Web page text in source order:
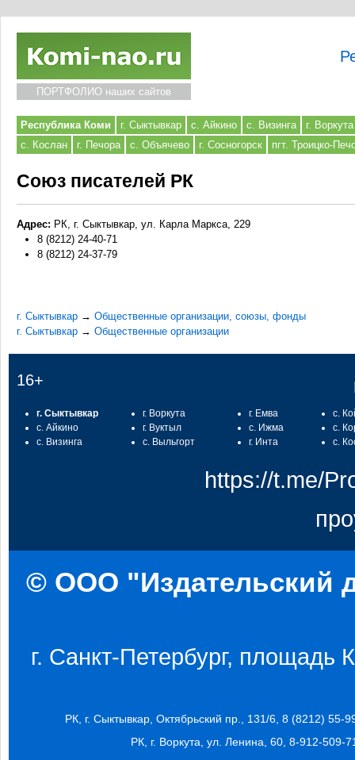
ПОРТФОЛИО наших сайтов
Республика Коми г. Сыктывкар с. Айкино с. Визинга
г. Воркута
с. Кослан
г. Печора с. Объячево г. Сосногорск пгт. Троицко-
Союз писателей РК
Адрес: РК, г. Сыктывкар, ул. Карла Маркса, 229
8 (8212) 24-40-71
8 (8212) 24-37-79
г. Сыктывкар → Общественные организации, союзы, фонды
г. Сыктывкар → Общественные организации
16+
г. Сыктывкар
с. Айкино
с. Визинга
г. Воркута
г. Вуктыл
с. Выльгорт
г. Емва
с. Ижма
г. Инта
с.
с.
с.
https://t.me/
© ООО "Издательский
г. Санкт-Петербург, площадь
РК, г. Сыктывкар, Октябрьский пр., 131/6, 8 (8212) 55-
РК, г. Воркута, ул. Ленина, 60, 8-912-509-